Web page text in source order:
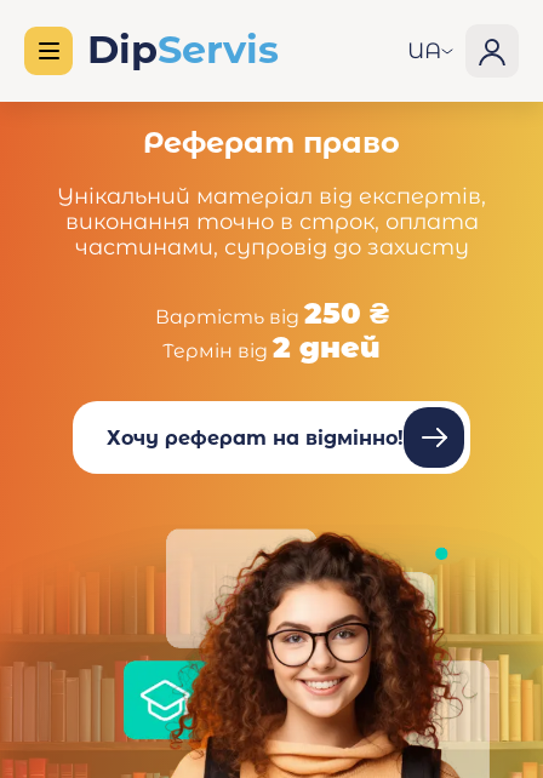
UA
Реферат право
Унікальний матеріал від експертів,
виконання точно в строк, оплата
частинами, супровід до захисту
Вартість від 250 ₴
Термін від 2 дней
Хочу реферат на відмінно!